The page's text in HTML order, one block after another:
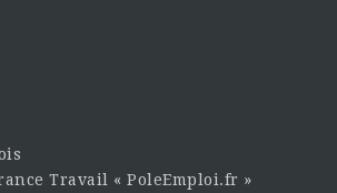
Travail « PoleEmploi.fr »